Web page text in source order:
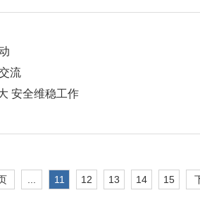
流
安全维稳工作
11 12 13 14 15